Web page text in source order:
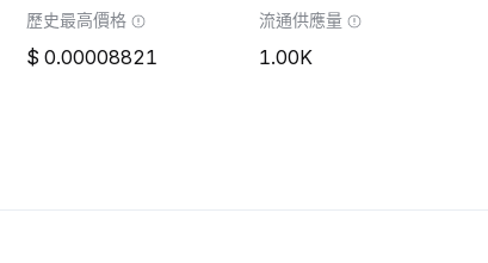
歷史最高價格
0.00008821
流通供應量
1.00K